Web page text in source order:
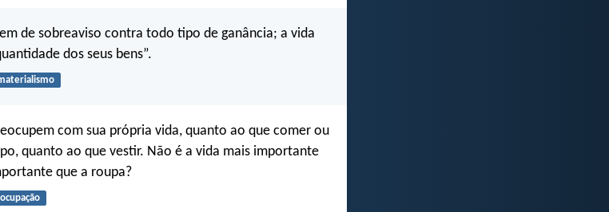
de sobreaviso contra todo tipo de ganância; a vida
dos seus bens”.
com sua própria vida, quanto ao que comer ou
quanto ao que vestir. Não é a vida mais importante
que a roupa?